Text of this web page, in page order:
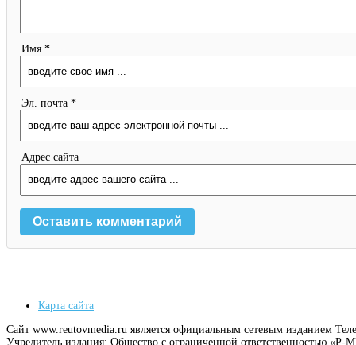
Имя *
Эл. почта *
Адрес сайта
Карта сайта
Сайт www.reutovmedia.ru является официальным сетевым изданием
Учредитель издания: Общество с ограниченной ответственностью